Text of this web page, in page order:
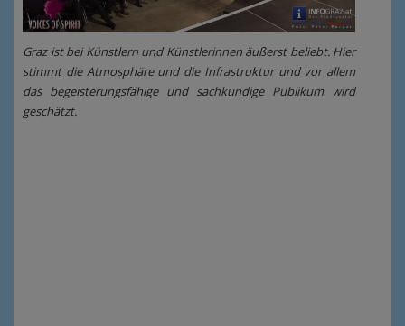
Graz ist bei Künstlern und Künstlerinnen äußerst beliebt. Hier
stimmt die Atmosphäre und die Infrastruktur und vor allem
das begeisterungsfähige und sachkundige Publikum wird
geschätzt.